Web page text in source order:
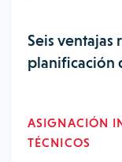
Seis ventajas
planificación
ASIGNACIÓN
TÉCNICOS